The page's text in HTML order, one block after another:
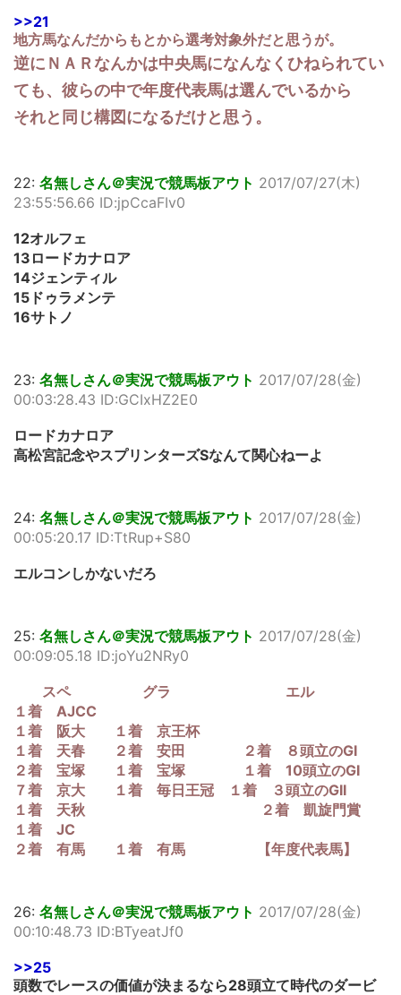
>>21
地方馬なんだからもとから選考対象外だと思うが。
逆にＮＡＲなんかは中央馬になんなくひねられてい
ても、彼らの中で年度代表馬は選んでいるから
それと同じ構図になるだけと思う。
22: 名無しさん＠実況で競馬板アウト 2017/07/27(木)
23:55:56.66 ID:jpCcaFIv0
12オルフェ
13ロードカナロア
14ジェンティル
15ドゥラメンテ
16サトノ
23: 名無しさん＠実況で競馬板アウト 2017/07/28(金)
00:03:28.43 ID:GCIxHZ2E0
ロードカナロア
高松宮記念やスプリンターズSなんて関心ねーよ
24: 名無しさん＠実況で競馬板アウト 2017/07/28(金)
00:05:20.17 ID:TtRup+S80
エルコンしかないだろ
25: 名無しさん＠実況で競馬板アウト 2017/07/28(金)
00:09:05.18 ID:joYu2NRy0
スペ グラ エル
１着 AJCC
１着 阪大 １着 京王杯
１着 天春 ２着 安田 ２着 ８頭立のGI
２着 宝塚 １着 宝塚 １着 10頭立のGI
７着 京大 １着 毎日王冠 １着 ３頭立のGII
１着 天秋 ２着 凱旋門賞
１着 JC
２着 有馬 １着 有馬 【年度代表馬】
26: 名無しさん＠実況で競馬板アウト 2017/07/28(金)
00:10:48.73 ID:BTyeatJf0
>>25
頭数でレースの価値が決まるなら28頭立て時代のダービ